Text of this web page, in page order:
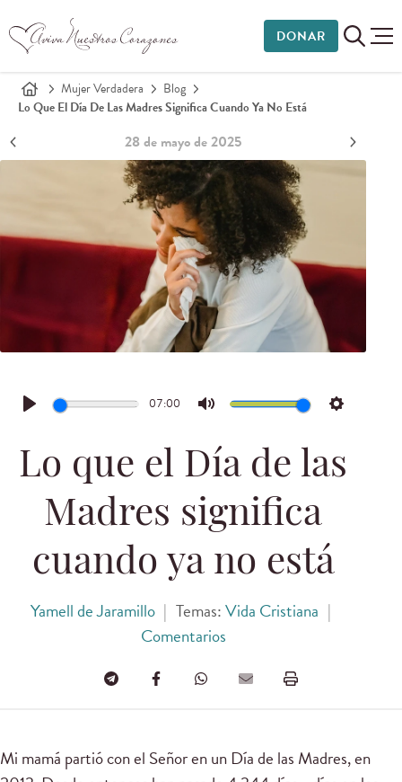
DONAR
Mujer Verdadera
Blog
Lo Que El Día De Las Madres Significa Cuando Ya No Está
28 de mayo de 2025
Play
07:00
Mute Settings
Lo que el Día de las
Madres significa
cuando ya no está
Yamell de Jaramillo | Temas:Vida Cristiana |
Comentarios
Mi mamá partió con el Señor en un Día de las Madres, en